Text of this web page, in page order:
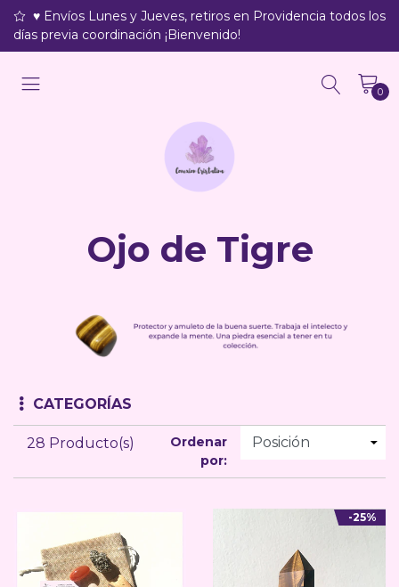
♥ Envíos Lunes y Jueves, retiros en Providencia todos los
días previa coordinación ¡Bienvenido!
0
Ojo de Tigre
CATEGORÍAS
28 Producto(s)
Ordenar
por:
-25%